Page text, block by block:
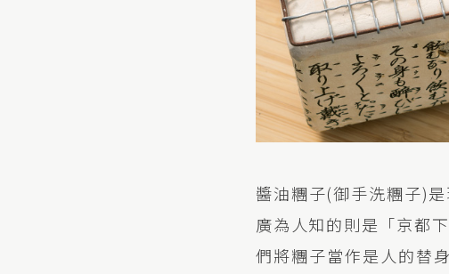
醬油糰子(御手洗糰子)
廣為人知的則是「京都
們將糰子當作是人的替